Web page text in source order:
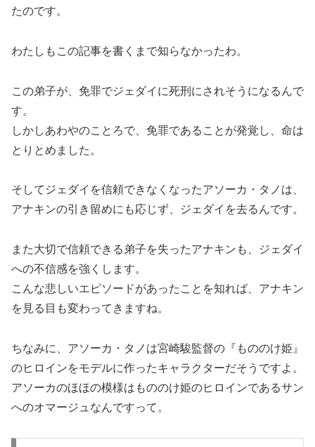
たのです。
わたしもこの記事を書くまで知らなかったわ。
この弟子が、免罪でジェダイに死刑にされそうになるんで
す。
しかしあわやのことろで、免罪であることが発覚し、命は
とりとめました。
そしてジェダイを信頼できなくなったアソーカ・タノは、
アナキンの引き留めにも応じず、ジェダイを去るんです。
また大切で信頼できる弟子を失ったアナキンも、ジェダイ
への不信感を強くします。
こんな悲しいエピソードがあったことを知れば、アナキン
を見る目も変わってきますね。
ちなみに、アソーカ・タノは宮崎駿監督の『もののけ姫』
のヒロインをモデルに作ったキャラクターだそうですよ。
アソーカのほほの模様はもののけ姫のヒロインであるサン
へのオマージュなんですって。